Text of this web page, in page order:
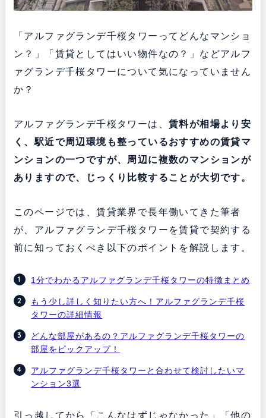
「アルファグランデ千桜タワーってどんなマンショ
ン？」「賃貸としてはいい物件なの？」などアルフ
ァグランデ千桜タワーについて気になっていません
か？
アルファグランデ千桜タワーは、 賃料が相場より安
く、駅近で周辺環境も整っているおすすめの賃貸マ
ンションの一つですが、周辺に複数のマンションが
ありますので、じっくり比較することが大切です。
このページでは、賃貸業界で長年働いてきた筆者
が、アルファグランデ千桜タワーを賃貸で契約する
前に知っておくべき以下のポイントを解説します。
1分でわかるアルファグランデ千桜タワーの特徴まとめ
もう少し詳しく知りたい方へ！アルファグランデ千桜
タワーの詳細情報
どんな部屋があるの？アルファグランデ千桜タワーの
部屋をピックアップ！
アルファグランデ千桜タワーと合わせて検討したいマ
ンション3選
引っ越してから「こんなはずじゃなかった」「他の